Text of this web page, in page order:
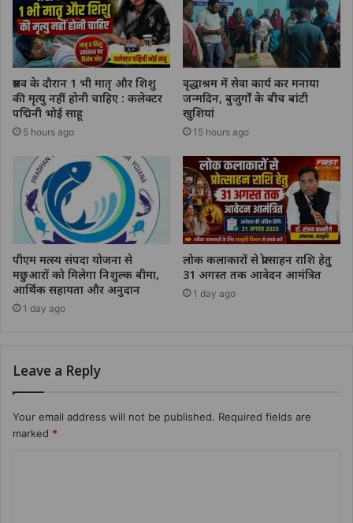
प्रसव के दौरान 1 भी मातृ और शिशु
की मृत्यु नहीं होनी चाहिए : कलेक्टर
पद्मिनी भोई साहू
5 hours ago
वृद्धाश्रम में सेवा कार्य कर मनाया
जन्मदिन, बुजुर्गों के बीच बांटी
खुशियां
15 hours ago
पीएम मत्स्य संपदा योजना से
मछुआरों को मिलेगा निशुल्क बीमा,
आर्थिक सहायता और अनुदान
1 day ago
लोक कलाकारों से प्रोत्साहन राशि हेतु
31 अगस्त तक आवेदन आमंत्रित
1 day ago
Leave a Reply
Your email address will not be published. Required fields are
marked *